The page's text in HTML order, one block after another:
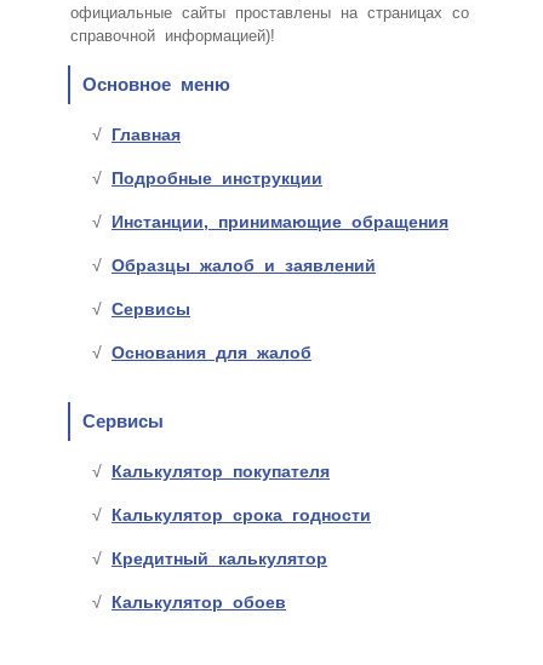
официальные сайты проставлены на страницах со
справочной информацией)!
Основное меню
Главная
Подробные инструкции
Инстанции, принимающие обращения
Образцы жалоб и заявлений
Сервисы
Основания для жалоб
Сервисы
Калькулятор покупателя
Калькулятор срока годности
Кредитный калькулятор
Калькулятор обоев